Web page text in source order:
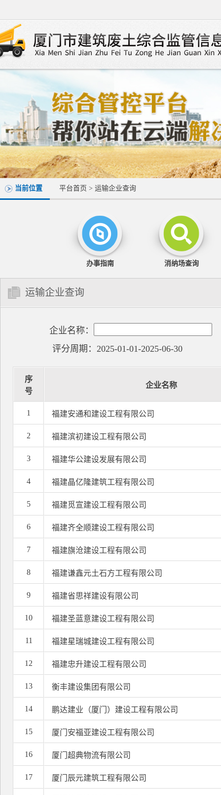
当前位置 平台首页 > 运输企业查询
办事指南 消纳场查询
运输企业查询
企业名称：
评分周期：2025-01-01-2025-06-30
序
号
企业名称
1 福建安通和建设工程有限公司
2 福建滨初建设工程有限公司
3 福建华公建设发展有限公司
4 福建晶亿隆建筑工程有限公司
5 福建觅宣建设工程有限公司
6 福建齐全顺建设工程有限公司
7 福建旗沧建设工程有限公司
8 福建谦鑫元土石方工程有限公司
9 福建省思祥建设有限公司
10 福建圣蓝意建设工程有限公司
11 福建星瑞城建设工程有限公司
12 福建忠升建设工程有限公司
13 衡丰建设集团有限公司
14 鹏达建业（厦门）建设工程有限公司
15 厦门安福亚建设工程有限公司
16 厦门超典物流有限公司
17 厦门辰元建筑工程有限公司